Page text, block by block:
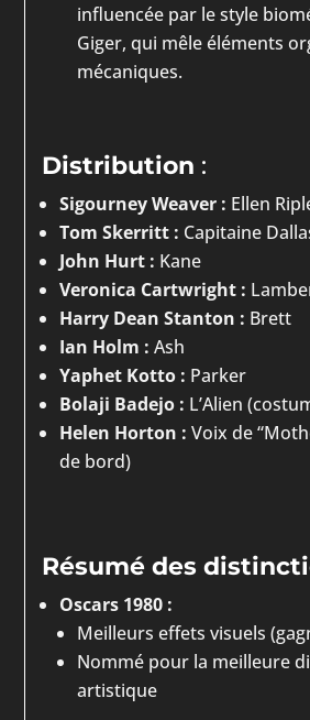
influencée par le style
Giger, qui mêle éléments
mécaniques.
Distribution :
Sigourney Weaver : Ellen
Tom Skerritt : Capitaine
John Hurt : Kane
Veronica Cartwright :
Harry Dean Stanton : Brett
Ian Holm : Ash
Yaphet Kotto : Parker
Bolaji Badejo : L’Alien
Helen Horton : Voix de
de bord)
Résumé des
Oscars 1980 :
Meilleurs effets visuels
Nommé pour la meilleure
artistique